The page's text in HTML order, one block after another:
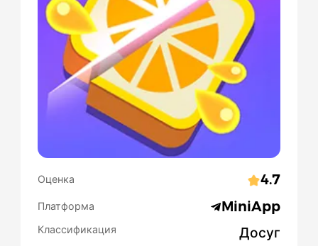
Оценка 4.7
Платформа MiniApp
Классификация Досуг